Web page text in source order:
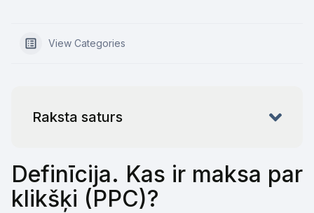
View Categories
Raksta saturs
Definīcija. Kas ir maksa par
klikšķi (PPC)?